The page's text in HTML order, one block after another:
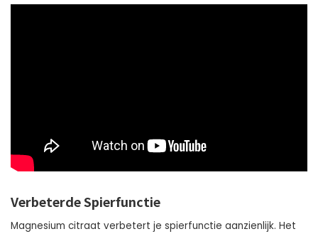
Verbeterde Spierfunctie
Magnesium citraat verbetert je spierfunctie aanzienlijk. Het